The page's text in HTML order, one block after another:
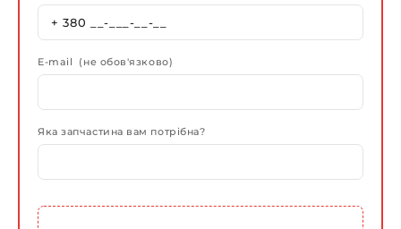
E-mail (не обов'язково)
Яка запчастина вам потрібна?